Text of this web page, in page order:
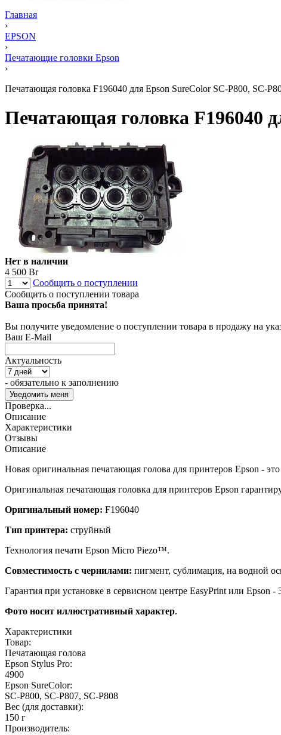
Главная
›
EPSON
›
Печатающие головки Epson
›
Печатающая головка F196040 для Epson SureColor SC-P800, SC-
Печатающая головка F196040
Нет в наличии
4 500 Br
Сообщить о поступлении
Сообщить о поступлении товара
Ваша просьба принята!
Вы получите уведомление о поступлении товара в продажу на
Ваш E-Mail
Актуальность
- обязательно к заполнению
Проверка...
Описание
Характеристики
Отзывы
Описание
Новая оригинальная печатающая голова для принтеров Epson -
Оригинальная печатающая головка для принтеров Epson
Оригинальный номер: F196040
Тип принтера: струйный
Технология печати Epson Micro Piezo™.
Совместимость с чернилами: пигмент, сублимация, на водной
Гарантия при установке в сервисном центре EasyPrint или Epson
Фото носит иллюстративный характер.
Характеристики
Товар:
Печатающая голова
Epson Stylus Pro:
4900
Epson SureColor:
SC-P800, SC-P807, SC-P808
Вес (для доставки):
150 г
Производитель: